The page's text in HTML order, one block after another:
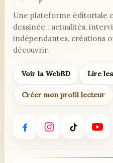
Une plateforme éditoriale
dessinée : actualités,
indépendantes, créations
découvrir.
Voir la WebBD Lire
Créer mon profil lecteur